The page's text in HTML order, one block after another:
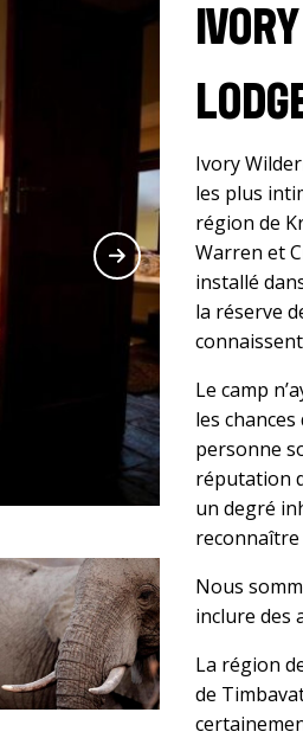
Ivory
les plus
région de
Warren et
installé
la réserve
Le camp
les
personne
réputation
un degré
Nous
inclure des
La région
de